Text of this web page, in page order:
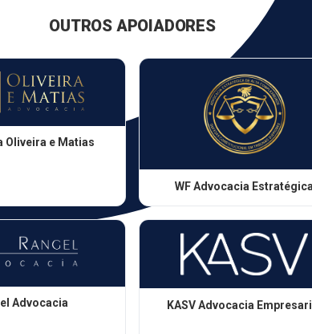
OUTROS APOIADORES
Oliveira e Matias
WF Advocacia
Advocacia KASV Advocacia